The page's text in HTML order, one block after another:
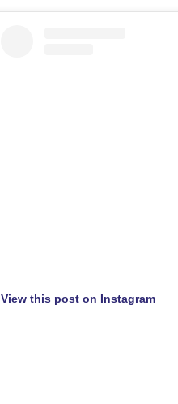
View this post on Instagram